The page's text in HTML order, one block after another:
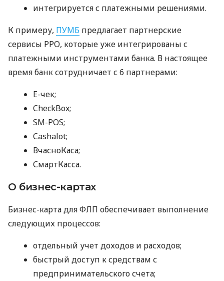
интегрируется с платежными решениями.
К примеру, ПУМБ предлагает партнерские
сервисы РРО, которые уже интегрированы с
платежными инструментами банка. В настоящее
время банк сотрудничает с 6 партнерами:
E-чек;
CheckBox;
SM-POS;
Cashalot;
ВчасноКаса;
СмартКасса.
О бизнес-картах
Бизнес-карта для ФЛП обеспечивает выполнение
следующих процессов:
отдельный учет доходов и расходов;
быстрый доступ к средствам с
предпринимательского счета;